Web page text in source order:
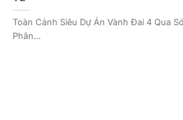
Toàn Cảnh Siêu Dự Án Vành Đai 4 Qua
Phân...